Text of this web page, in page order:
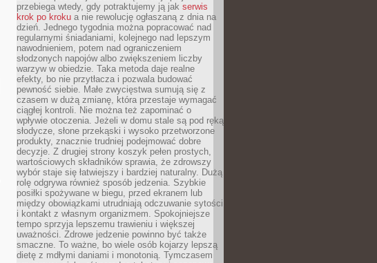
przebiega wtedy, gdy potraktujemy ją jak serwis
krok po kroku a nie rewolucję ogłaszaną z dnia na
dzień. Jednego tygodnia można popracować nad
regularnymi śniadaniami, kolejnego nad lepszym
nawodnieniem, potem nad ograniczeniem
słodzonych napojów albo zwiększeniem liczby
warzyw w obiedzie. Taka metoda daje realne
efekty, bo nie przytłacza i pozwala budować
pewność siebie. Małe zwycięstwa sumują się z
czasem w dużą zmianę, która przestaje wymagać
ciągłej kontroli. Nie można też zapominać o
wpływie otoczenia. Jeżeli w domu stale są pod ręką
słodycze, słone przekąski i wysoko przetworzone
produkty, znacznie trudniej podejmować dobre
decyzje. Z drugiej strony koszyk pełen prostych,
wartościowych składników sprawia, że zdrowszy
wybór staje się łatwiejszy i bardziej naturalny. Dużą
rolę odgrywa również sposób jedzenia. Szybkie
posiłki spożywane w biegu, przed ekranem lub
między obowiązkami utrudniają odczuwanie sytości
i kontakt z własnym organizmem. Spokojniejsze
tempo sprzyja lepszemu trawieniu i większej
uważności. Zdrowe jedzenie powinno być także
smaczne. To ważne, bo wiele osób kojarzy lepszą
dietę z mdłymi daniami i monotonią. Tymczasem